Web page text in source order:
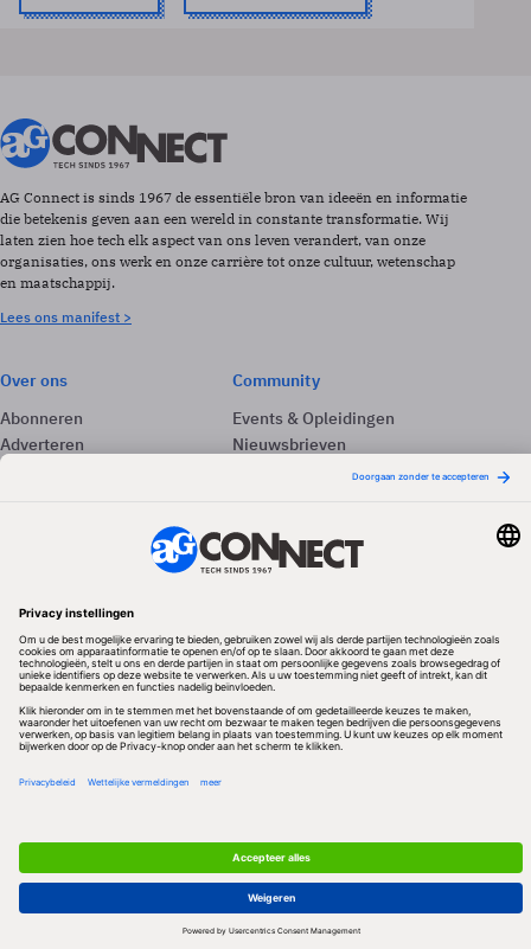
AG Connect is sinds 1967 de essentiële bron van ideeën en informatie
die betekenis geven aan een wereld in constante transformatie. Wij
laten zien hoe tech elk aspect van ons leven verandert, van onze
organisaties, ons werk en onze carrière tot onze cultuur, wetenschap
en maatschappij.
Lees ons manifest >
Over ons
Abonneren
Adverteren
Community
Events & Opleidingen
Nieuwsbrieven
Redactionele partner
Privacy & Cookies